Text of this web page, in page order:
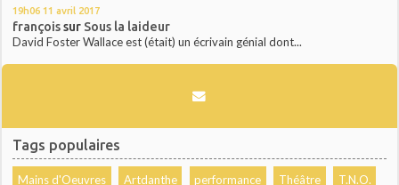
19h06 11 avril 2017
françoissur Sous la laideur
David Foster Wallace est (était) un écrivain génial dont...
Tags populaires
Mains d'Oeuvres Artdanthe performance Théâtre T.N.O.